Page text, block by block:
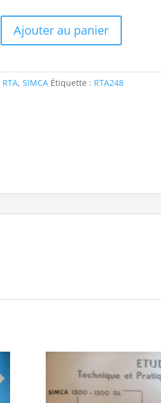
Ajouter au panier
RTA,SIMCA Étiquette : RTA248